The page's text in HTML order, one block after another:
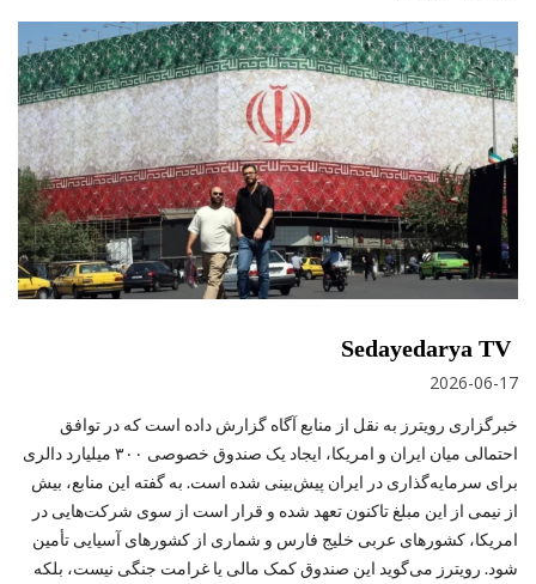
Sedayedarya TV
2026-06-17
خبرگزاری رویترز به نقل از منابع آگاه گزارش داده است که در توافق
احتمالی میان ایران و امریکا، ایجاد یک صندوق خصوصی ۳۰۰ میلیارد دالری
برای سرمایه‌گذاری در ایران پیش‌بینی شده است. به گفته این منابع، بیش
از نیمی از این مبلغ تاکنون تعهد شده و قرار است از سوی شرکت‌هایی در
امریکا، کشورهای عربی خلیج فارس و شماری از کشورهای آسیایی تأمین
شود. رویترز می‌گوید این صندوق کمک مالی یا غرامت جنگی نیست، بلکه